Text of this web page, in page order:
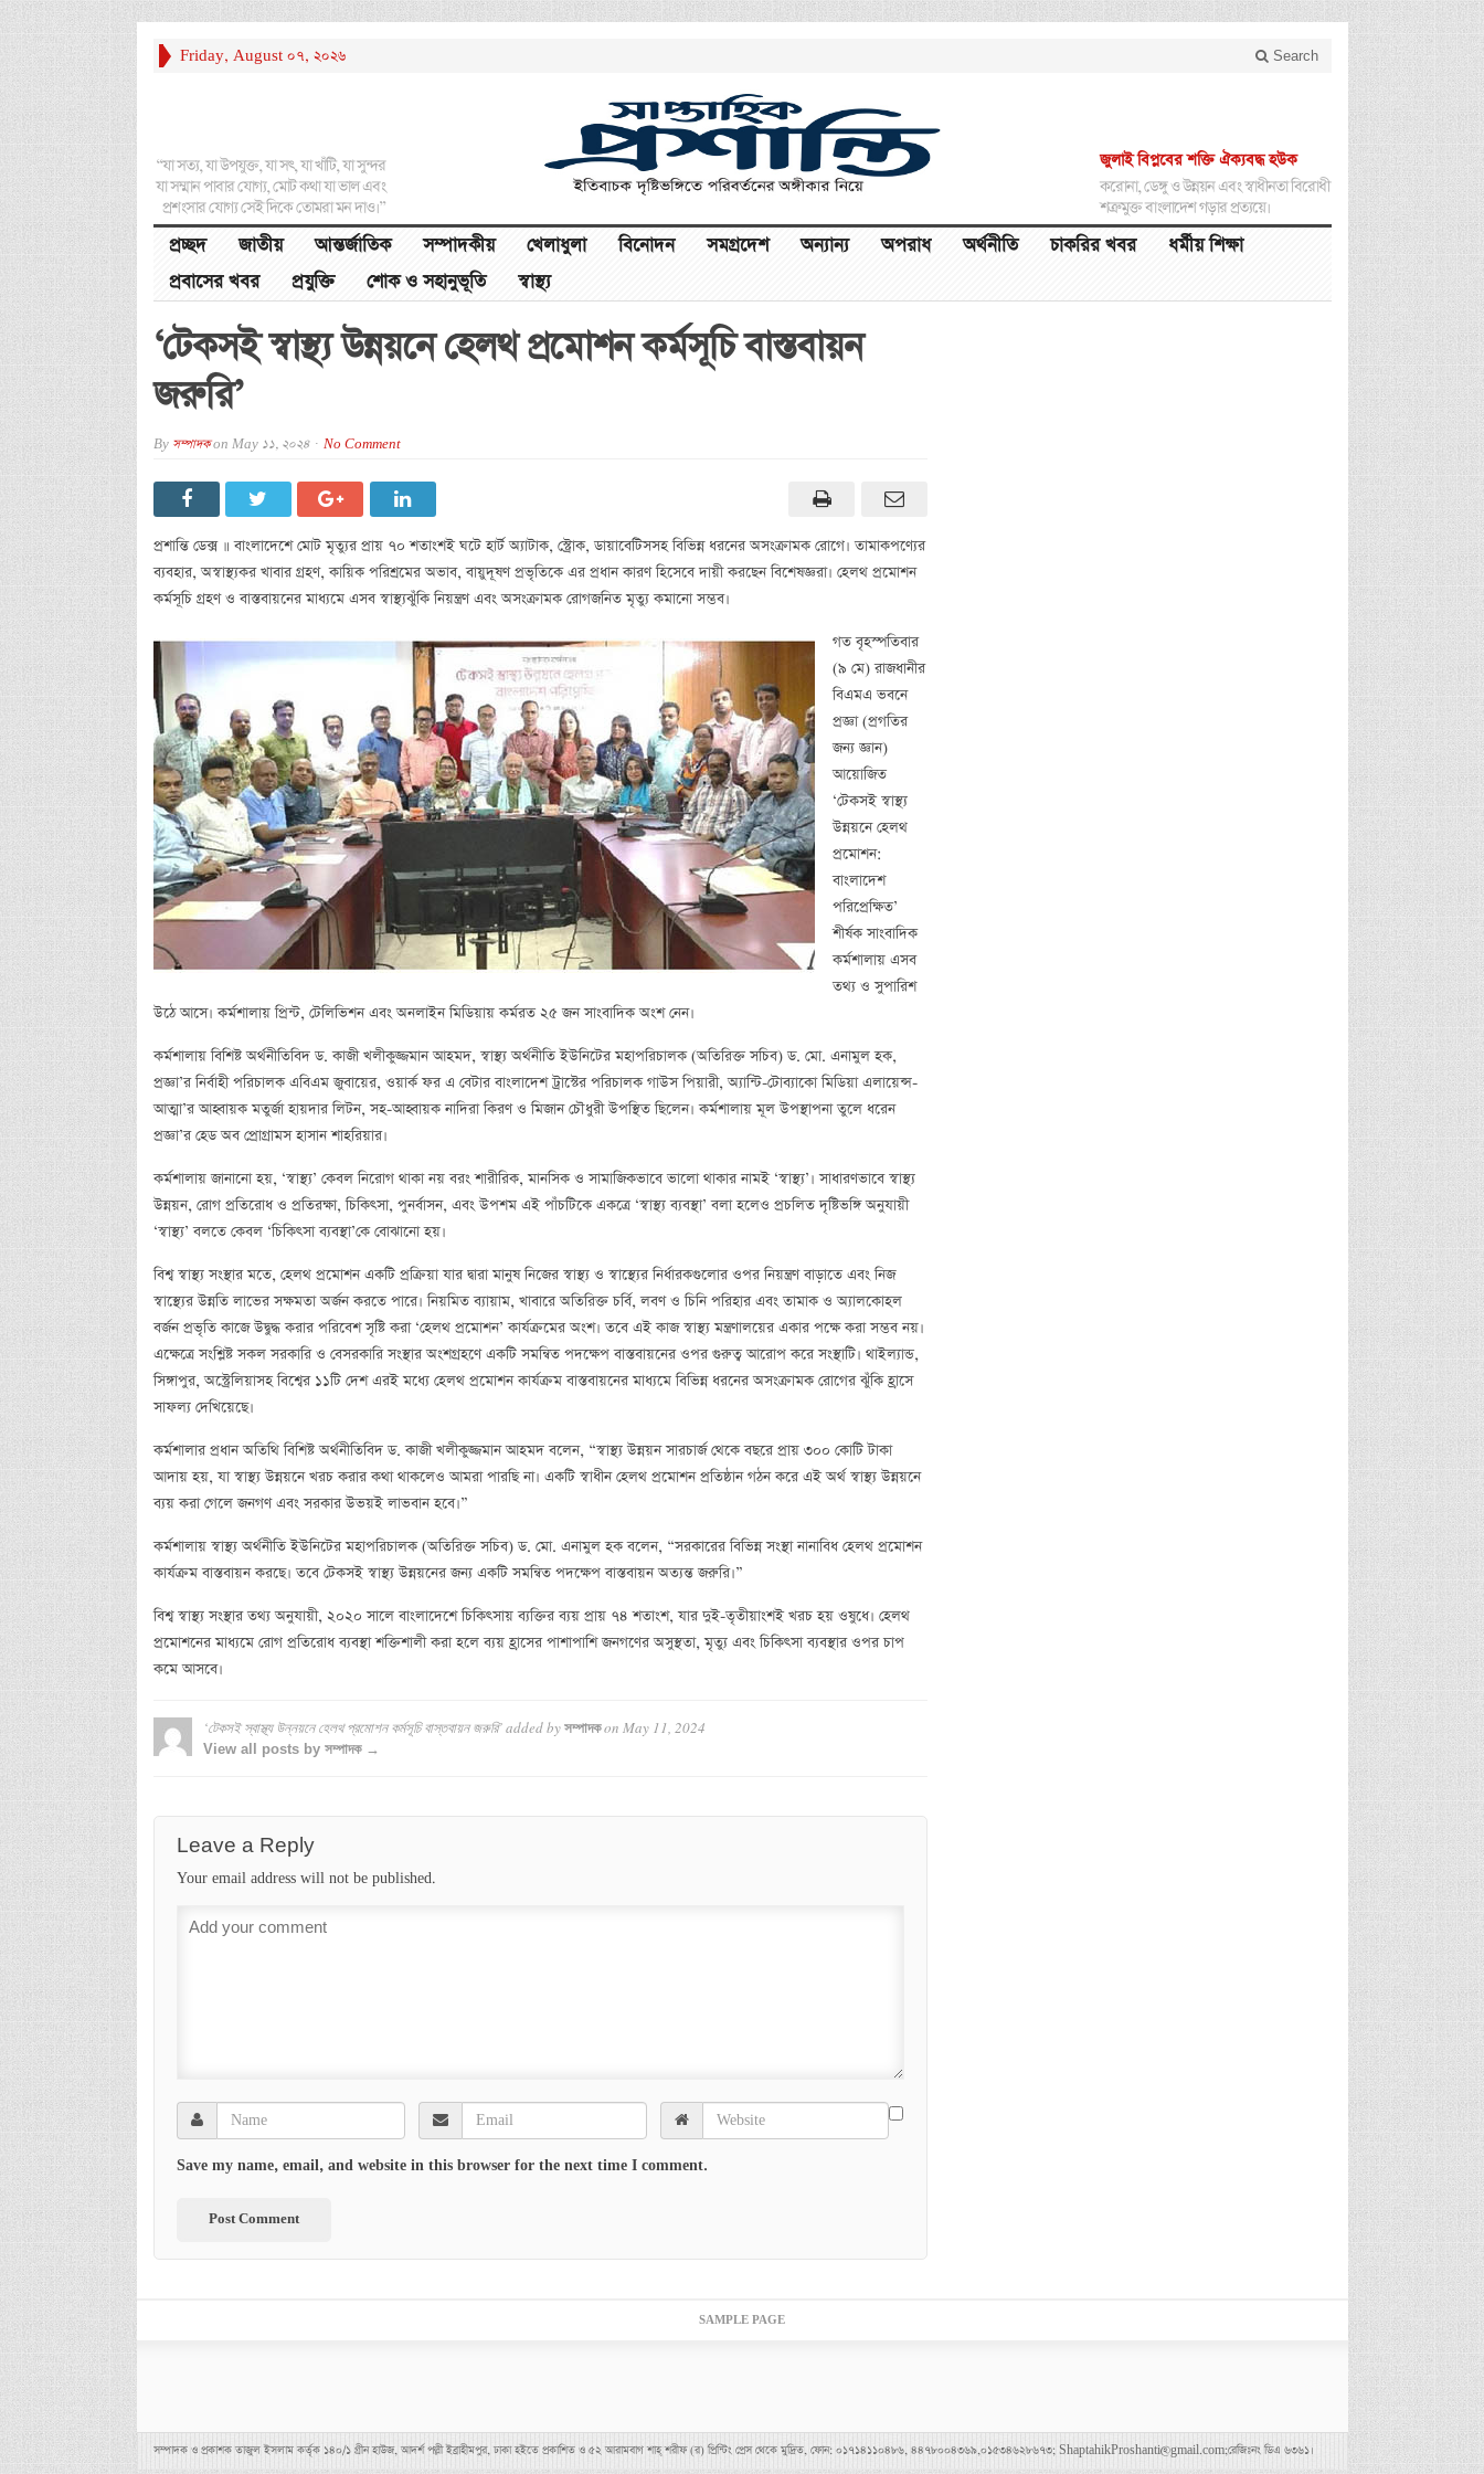
Friday, August 07, 2026 Search
“যা সত্য, যা উপযুক্ত, যা সৎ, যা খাঁটি, যা সুন্দর
যা সম্মান পাবার যোগ্য, মোট কথা যা ভাল এবং
প্রশংসার যোগ্য সেই দিকে তোমরা মন দাও।”
জুলাই বিপ্লবের শক্তি ঐক্যবদ্ধ হউক
করোনা, ডেঙ্গু ও উন্নয়ন এবং স্বাধীনতা বিরোধী
শত্রুমুক্ত বাংলাদেশ গড়ার প্রত্যয়ে।
প্রচ্ছদ জাতীয় আন্তর্জাতিক সম্পাদকীয় খেলাধুলা বিনোদন সমগ্রদেশ অন্যান্য অপরাধ অর্থনীতি চাকরির খবর
ধর্মীয় শিক্ষা
প্রবাসের খবর
প্রযুক্তি শোক ও সহানুভূতি স্বাস্থ্য
‘টেকসই স্বাস্থ্য উন্নয়নে হেলথ প্রমোশন কর্মসূচি বাস্তবায়ন
জরুরি’
By সম্পাদকon May 11, 2024 No Comment
প্রশান্তি ডেক্স ॥ বাংলাদেশে মোট মৃত্যুর প্রায় ৭০ শতাংশই ঘটে হার্ট অ্যাটাক, স্ট্রোক, ডায়াবেটিসসহ বিভিন্ন ধরনের অসংক্রামক রোগে। তামাকপণ্যের
ব্যবহার, অস্বাস্থ্যকর খাবার গ্রহণ, কায়িক পরিশ্রমের অভাব, বায়ুদূষণ প্রভৃতিকে এর প্রধান কারণ হিসেবে দায়ী করছেন বিশেষজ্ঞরা। হেলথ প্রমোশন
কর্মসূচি গ্রহণ ও বাস্তবায়নের মাধ্যমে এসব স্বাস্থ্যঝুঁকি নিয়ন্ত্রণ এবং অসংক্রামক রোগজনিত মৃত্যু কমানো সম্ভব।
গত বৃহস্পতিবার
(৯ মে) রাজধানীর
বিএমএ ভবনে
প্রজ্ঞা (প্রগতির
জন্য জ্ঞান)
আয়োজিত
‘টেকসই স্বাস্থ্য
উন্নয়নে হেলথ
প্রমোশন:
বাংলাদেশ
পরিপ্রেক্ষিত’
শীর্ষক সাংবাদিক
কর্মশালায় এসব
তথ্য ও সুপারিশ
উঠে আসে। কর্মশালায় প্রিন্ট, টেলিভিশন এবং অনলাইন মিডিয়ায় কর্মরত ২৫ জন সাংবাদিক অংশ নেন।
কর্মশালায় বিশিষ্ট অর্থনীতিবিদ ড. কাজী খলীকুজ্জমান আহমদ, স্বাস্থ্য অর্থনীতি ইউনিটের মহাপরিচালক (অতিরিক্ত সচিব) ড. মো. এনামুল হক,
প্রজ্ঞা’র নির্বাহী পরিচালক এবিএম জুবায়ের, ওয়ার্ক ফর এ বেটার বাংলাদেশ ট্রাস্টের পরিচালক গাউস পিয়ারী, অ্যান্টি-টোব্যাকো মিডিয়া এলায়েন্স-
আত্মা’র আহ্বায়ক মতুর্জা হায়দার লিটন, সহ-আহ্বায়ক নাদিরা কিরণ ও মিজান চৌধুরী উপস্থিত ছিলেন। কর্মশালায় মূল উপস্থাপনা তুলে ধরেন
প্রজ্ঞা’র হেড অব প্রোগ্রামস হাসান শাহরিয়ার।
কর্মশালায় জানানো হয়, ‘স্বাস্থ্য’ কেবল নিরোগ থাকা নয় বরং শারীরিক, মানসিক ও সামাজিকভাবে ভালো থাকার নামই ‘স্বাস্থ্য’। সাধারণভাবে স্বাস্থ্য
উন্নয়ন, রোগ প্রতিরোধ ও প্রতিরক্ষা, চিকিৎসা, পুনর্বাসন, এবং উপশম এই পাঁচটিকে একত্রে ‘স্বাস্থ্য ব্যবস্থা’ বলা হলেও প্রচলিত দৃষ্টিভঙ্গি অনুযায়ী
‘স্বাস্থ্য’ বলতে কেবল ‘চিকিৎসা ব্যবস্থা’কে বোঝানো হয়।
বিশ্ব স্বাস্থ্য সংস্থার মতে, হেলথ প্রমোশন একটি প্রক্রিয়া যার দ্বারা মানুষ নিজের স্বাস্থ্য ও স্বাস্থ্যের নির্ধারকগুলোর ওপর নিয়ন্ত্রণ বাড়াতে এবং নিজ
স্বাস্থ্যের উন্নতি লাভের সক্ষমতা অর্জন করতে পারে। নিয়মিত ব্যায়াম, খাবারে অতিরিক্ত চর্বি, লবণ ও চিনি পরিহার এবং তামাক ও অ্যালকোহল
বর্জন প্রভৃতি কাজে উদ্বুদ্ধ করার পরিবেশ সৃষ্টি করা ‘হেলথ প্রমোশন’ কার্যক্রমের অংশ। তবে এই কাজ স্বাস্থ্য মন্ত্রণালয়ের একার পক্ষে করা সম্ভব নয়।
এক্ষেত্রে সংশ্লিষ্ট সকল সরকারি ও বেসরকারি সংস্থার অংশগ্রহণে একটি সমন্বিত পদক্ষেপ বাস্তবায়নের ওপর গুরুত্ব আরোপ করে সংস্থাটি। থাইল্যান্ড,
সিঙ্গাপুর, অস্ট্রেলিয়াসহ বিশ্বের ১১টি দেশ এরই মধ্যে হেলথ প্রমোশন কার্যক্রম বাস্তবায়নের মাধ্যমে বিভিন্ন ধরনের অসংক্রামক রোগের ঝুঁকি হ্রাসে
সাফল্য দেখিয়েছে।
কর্মশালার প্রধান অতিথি বিশিষ্ট অর্থনীতিবিদ ড. কাজী খলীকুজ্জমান আহমদ বলেন, “স্বাস্থ্য উন্নয়ন সারচার্জ থেকে বছরে প্রায় ৩০০ কোটি টাকা
আদায় হয়, যা স্বাস্থ্য উন্নয়নে খরচ করার কথা থাকলেও আমরা পারছি না। একটি স্বাধীন হেলথ প্রমোশন প্রতিষ্ঠান গঠন করে এই অর্থ স্বাস্থ্য উন্নয়নে
ব্যয় করা গেলে জনগণ এবং সরকার উভয়ই লাভবান হবে।”
কর্মশালায় স্বাস্থ্য অর্থনীতি ইউনিটের মহাপরিচালক (অতিরিক্ত সচিব) ড. মো. এনামুল হক বলেন, “সরকারের বিভিন্ন সংস্থা নানাবিধ হেলথ প্রমোশন
কার্যক্রম বাস্তবায়ন করছে। তবে টেকসই স্বাস্থ্য উন্নয়নের জন্য একটি সমন্বিত পদক্ষেপ বাস্তবায়ন অত্যন্ত জরুরি।”
বিশ্ব স্বাস্থ্য সংস্থার তথ্য অনুযায়ী, ২০২০ সালে বাংলাদেশে চিকিৎসায় ব্যক্তির ব্যয় প্রায় ৭৪ শতাংশ, যার দুই-তৃতীয়াংশই খরচ হয় ওষুধে। হেলথ
প্রমোশনের মাধ্যমে রোগ প্রতিরোধ ব্যবস্থা শক্তিশালী করা হলে ব্যয় হ্রাসের পাশাপাশি জনগণের অসুস্থতা, মৃত্যু এবং চিকিৎসা ব্যবস্থার ওপর চাপ
কমে আসবে।
‘টেকসই স্বাস্থ্য উন্নয়নে হেলথ প্রমোশন কর্মসূচি বাস্তবায়ন জরুরি’added by সম্পাদকon May 11, 2024
View all posts by সম্পাদক →
Leave a Reply
Your email address will not be published.
Save my name, email, and website in this browser for the next time I comment.
SAMPLE PAGE
সম্পাদক ও প্রকাশক তাজুল ইসলাম কর্তৃক ১৪০/১ গ্রীন হাউজ, আদর্শ পল্লী ইব্রাহীমপুর, ঢাকা হইতে প্রকাশিত ও ৫২ আরামবাগ শাহ্ শরীফ (র) প্রিন্টিং প্রেস থেকে মুদ্রিত, ফোন: ০১৭১৪১১০৪৮৬, ৪৪৭৮০০৪৩৬৯,০১৫৩৪৬২৮৬৭৩; ShaptahikProshanti@gmail.com;রেজিঃনং ডিএ ৬৩৬১।